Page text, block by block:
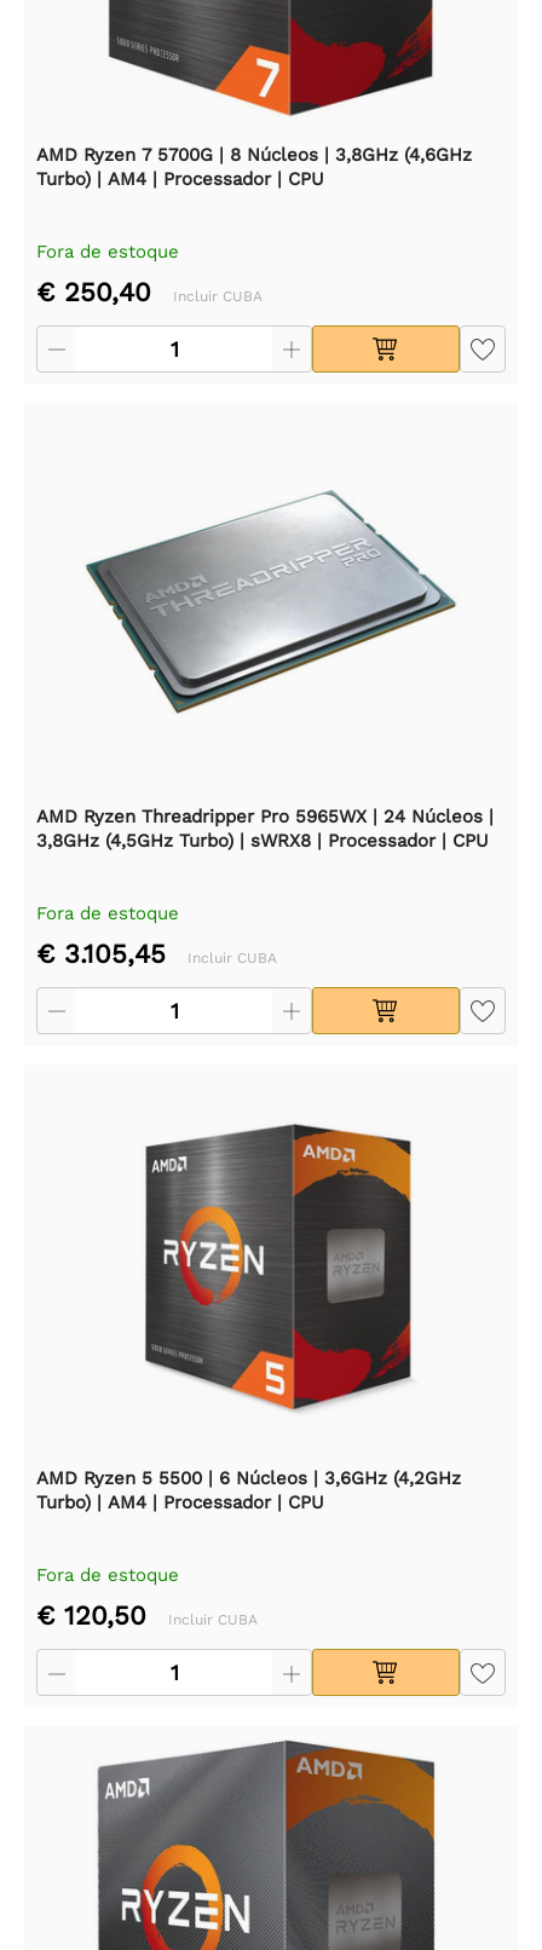
AMD Ryzen 7 5700G | 8 Núcleos | 3,8GHz (4,6GHz
Turbo) | AM4 | Processador | CPU
Fora de estoque
€ 250,40 Incluir CUBA
AMD Ryzen Threadripper Pro 5965WX | 24 Núcleos |
3,8GHz (4,5GHz Turbo) | sWRX8 | Processador | CPU
Fora de estoque
€ 3.105,45 Incluir CUBA
AMD Ryzen 5 5500 | 6 Núcleos | 3,6GHz (4,2GHz
Turbo) | AM4 | Processador | CPU
Fora de estoque
€ 120,50 Incluir CUBA